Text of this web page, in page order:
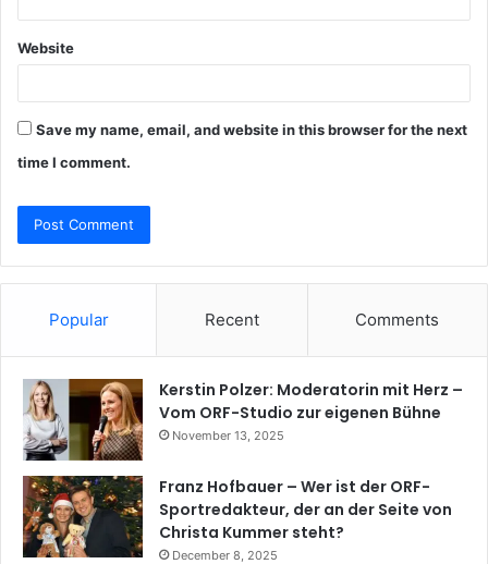
Website
Save my name, email, and website in this browser for the next
time I comment.
Popular Recent Comments
Kerstin Polzer: Moderatorin mit Herz –
Vom ORF-Studio zur eigenen Bühne
November 13, 2025
Franz Hofbauer – Wer ist der ORF-
Sportredakteur, der an der Seite von
Christa Kummer steht?
December 8, 2025